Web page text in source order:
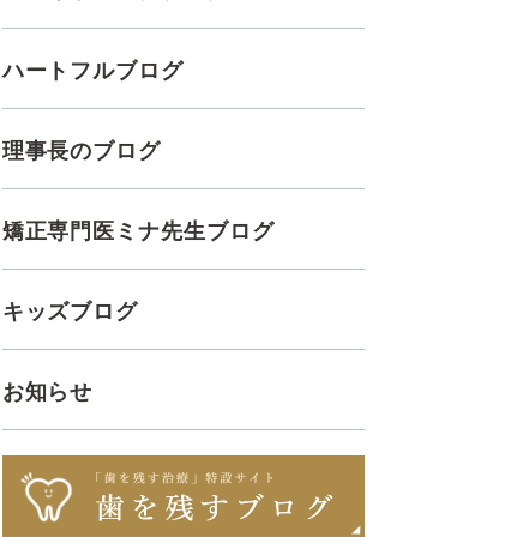
ハートフルブログ
理事長のブログ
矯正専門医ミナ先生ブログ
キッズブログ
お知らせ